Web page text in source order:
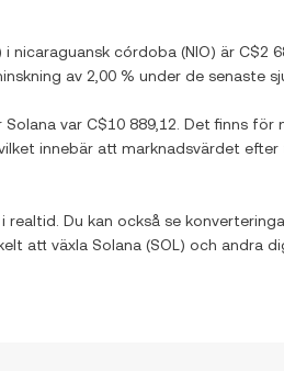
i nicaraguansk córdoba (NIO) är C$2
av 2,00 % under de senaste
Solana var C$10 889,12 . Det finns för
vilket innebär att marknadsvärdet
realtid. Du kan också se
att växla Solana (SOL ) och andra